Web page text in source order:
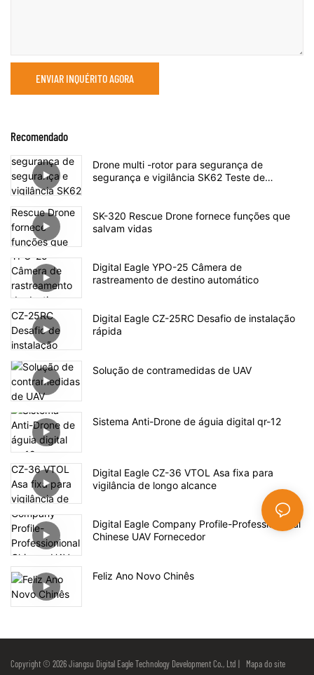
ENVIAR INQUÉRITO AGORA
Recomendado
Drone multi -rotor para segurança de
segurança e vigilância SK62 Teste de
SK-320 Rescue Drone fornece funções que
salvam vidas
Digital Eagle YPO-25 Câmera de
rastreamento de destino automático
Digital Eagle CZ-25RC Desafio de instalação
rápida
Solução de contramedidas de UAV
Sistema Anti-Drone de águia digital qr-12
Digital Eagle CZ-36 VTOL Asa fixa para
vigilância de longo alcance
Digital Eagle Company Profile-Professionional
Chinese UAV Fornecedor
Feliz Ano Novo Chinês
Copyright © 2026 Jiangsu Digital Eagle Technology Development Co., Ltd | Mapa do site